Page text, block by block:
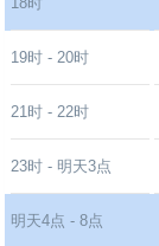
19时 - 20时
21时 - 22时
23时 - 明天3点
明天4点 - 8点